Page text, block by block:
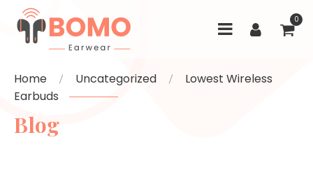
0
Home Uncategorized
Lowest Wireless
Earbuds
Blog